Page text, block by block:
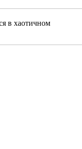
в хаотичном